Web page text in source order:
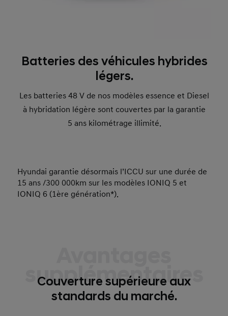
Batteries des véhicules hybrides
légers.
Les batteries 48 V de nos modèles essence et Diesel
à hybridation légère sont couvertes par la garantie
5 ans kilométrage illimité.
Hyundai garantie désormais l’ICCU sur une durée de
15 ans /300 000km sur les modèles IONIQ 5 et
IONIQ 6 (1ère génération*).
supplémentaires
Couverture supérieure aux
standards du marché.